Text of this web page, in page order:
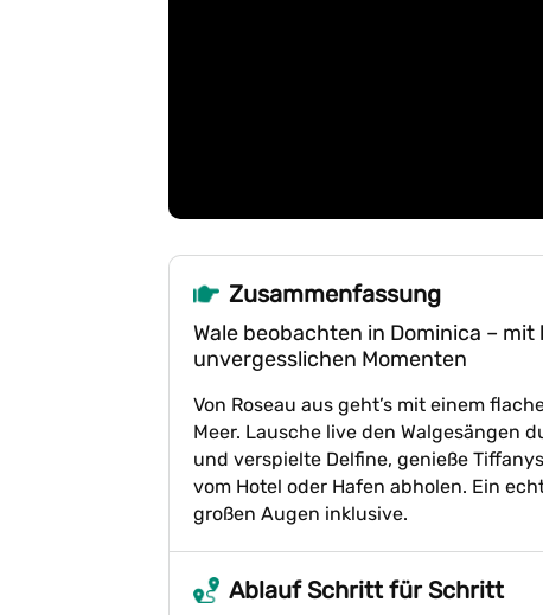
Zusammenfassung
Wale beobachten in Dominica –
unvergesslichen Momenten
Von Roseau aus geht’s mit einem
Meer. Lausche live den Walgesängen
und verspielte Delfine, genieße
vom Hotel oder Hafen abholen. Ein
großen Augen inklusive.
Ablauf Schritt für Schritt